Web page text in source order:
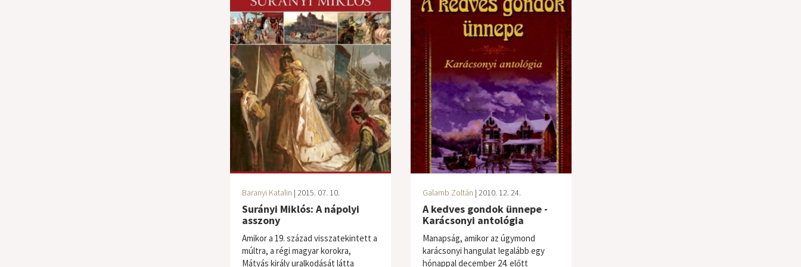
Baranyi Katalin | 2015. 07. 10.
Surányi Miklós: A nápolyi
asszony
Amikor a 19. század visszatekintett a
múltra, a régi magyar korokra,
Mátyás király uralkodását látta
Galamb Zoltán | 2010. 12. 24.
A kedves gondok ünnepe -
Karácsonyi antológia
Manapság, amikor az úgymond
karácsonyi hangulat legalább egy
hónappal december 24. előtt